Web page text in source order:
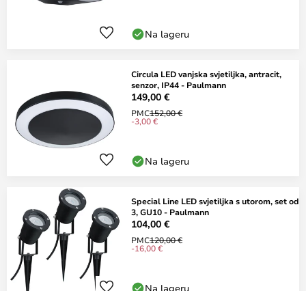
Na lageru
Circula LED vanjska svjetiljka, antracit,
senzor, IP44 - Paulmann
149,00 €
PMC152,00 €
-3,00 €
Na lageru
Special Line LED svjetiljka s utorom, set od
3, GU10 - Paulmann
104,00 €
PMC120,00 €
-16,00 €
Na lageru